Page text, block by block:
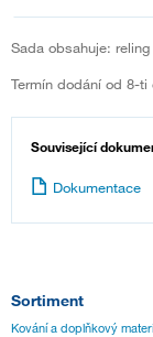
Sada obsahuje:
Termín dodání od 8-ti
Související
Dokumentace
Sortiment
Kování a doplňkový